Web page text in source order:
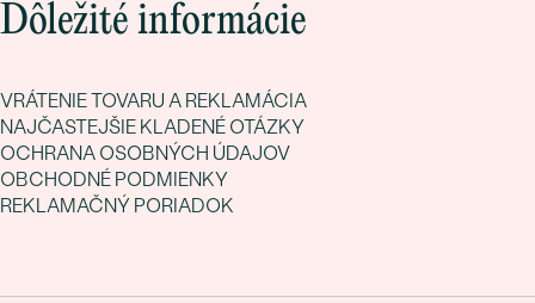
Dôležité informácie
VRÁTENIE TOVARU A REKLAMÁCIA
NAJČASTEJŠIE KLADENÉ OTÁZKY
OCHRANA OSOBNÝCH ÚDAJOV
OBCHODNÉ PODMIENKY
REKLAMAČNÝ PORIADOK